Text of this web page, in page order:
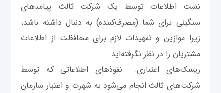
نشت اطلاعات توسط یک شرکت ثالث پیامدهای
سنگینی برای شما (مصرف‌کننده) به دنبال داشته باشد،
زیرا موازین و تمهیدات لازم برای محافظت از اطلاعات
مشتریان را در نظر نگرفته‌اید.
ریسک‌های اعتباری: نفوذهای اطلاعاتی که توسط
شرکت‌های ثالث انجام می‌شود به شهرت و اعتبار سازمان